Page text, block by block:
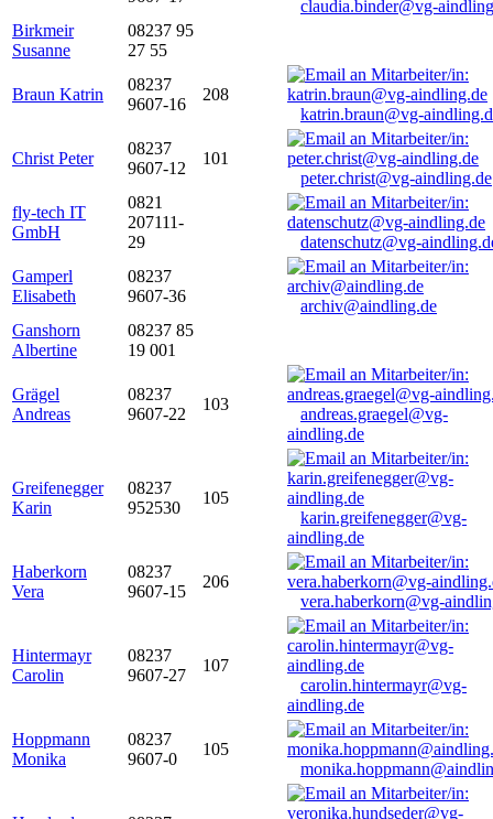
claudia.binder@vg-
Birkmeir
Susanne
08237 95
27 55
Braun Katrin
08237
9607-16
208
katrin.braun@vg-
Christ Peter
08237
9607-12
101
peter.christ@vg-aindling.de
fly-tech IT
GmbH
0821
207111-
29
datenschutz@vg-
Gamperl
Elisabeth
08237
9607-36
archiv@aindling.de
Ganshorn
Albertine
08237 85
19 001
Grägel
Andreas
08237
9607-22
103
andreas.graegel@vg-
aindling.de
Greifenegger
Karin
08237
952530
105
karin.greifenegger@vg-
aindling.de
Haberkorn
Vera
08237
9607-15
206
vera.haberkorn@vg-
Hintermayr
Carolin
08237
9607-27
107
carolin.hintermayr@vg-
aindling.de
Hoppmann
Monika
08237
9607-0
105